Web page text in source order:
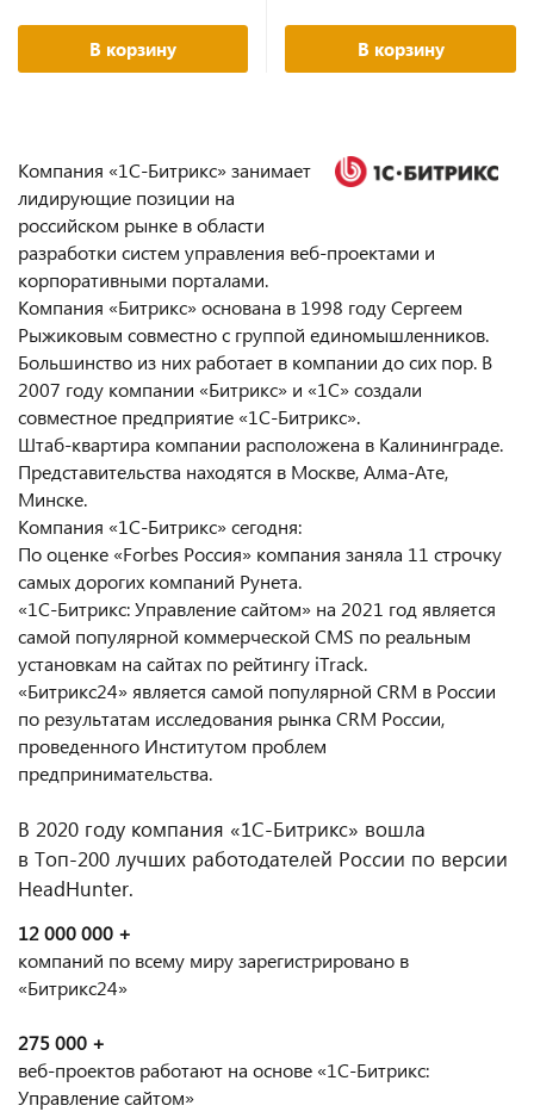
Компания «1С-Битрикс» занимает
лидирующие позиции на
российском рынке в области
разработки систем управления веб-проектами и
корпоративными порталами.
Компания «Битрикс» основана в 1998 году Сергеем
Рыжиковым совместно с группой единомышленников.
Большинство из них работает в компании до сих пор. В
2007 году компании «Битрикс» и «1С» создали
совместное предприятие «1С-Битрикс».
Штаб-квартира компании расположена в Калининграде.
Представительства находятся в Москве, Алма-Ате,
Минске.
Компания «1С-Битрикс» сегодня:
По оценке «Forbes Россия» компания заняла 11 строчку
самых дорогих компаний Рунета.
«1С-Битрикс: Управление сайтом» на 2021 год является
самой популярной коммерческой CMS по реальным
установкам на сайтах по рейтингу iTrack.
«Битрикс24» является самой популярной CRM в России
по результатам исследования рынка CRM России,
проведенного Институтом проблем
предпринимательства.
В 2020 году компания «1С-Битрикс» вошла
в Топ-200 лучших работодателей России по версии
HeadHunter.
12 000 000 +
компаний по всему миру зарегистрировано в
«Битрикс24»
275 000 +
веб-проектов работают на основе «1С-Битрикс:
Управление сайтом»
В корзину В корзину